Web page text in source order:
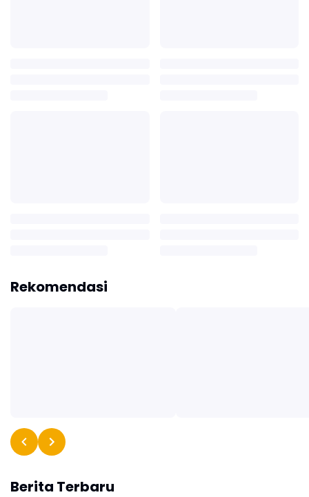
Rekomendasi
Berita Terbaru